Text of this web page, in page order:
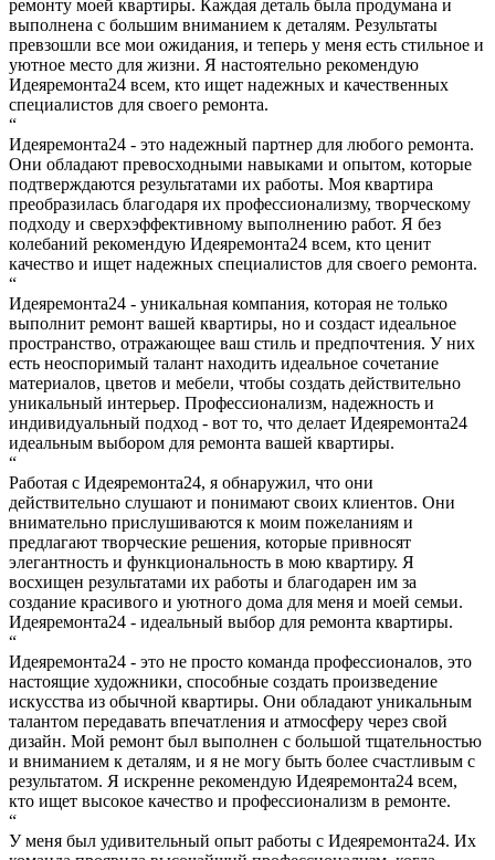
ремонту моей квартиры. Каждая деталь была продумана и
выполнена с большим вниманием к деталям. Результаты
превзошли все мои ожидания, и теперь у меня есть стильное и
уютное место для жизни. Я настоятельно рекомендую
Идеяремонта24 всем, кто ищет надежных и качественных
специалистов для своего ремонта.
“
Идеяремонта24 - это надежный партнер для любого ремонта.
Они обладают превосходными навыками и опытом, которые
подтверждаются результатами их работы. Моя квартира
преобразилась благодаря их профессионализму, творческому
подходу и сверхэффективному выполнению работ. Я без
колебаний рекомендую Идеяремонта24 всем, кто ценит
качество и ищет надежных специалистов для своего ремонта.
“
Идеяремонта24 - уникальная компания, которая не только
выполнит ремонт вашей квартиры, но и создаст идеальное
пространство, отражающее ваш стиль и предпочтения. У них
есть неоспоримый талант находить идеальное сочетание
материалов, цветов и мебели, чтобы создать действительно
уникальный интерьер. Профессионализм, надежность и
индивидуальный подход - вот то, что делает Идеяремонта24
идеальным выбором для ремонта вашей квартиры.
“
Работая с Идеяремонта24, я обнаружил, что они
действительно слушают и понимают своих клиентов. Они
внимательно прислушиваются к моим пожеланиям и
предлагают творческие решения, которые привносят
элегантность и функциональность в мою квартиру. Я
восхищен результатами их работы и благодарен им за
создание красивого и уютного дома для меня и моей семьи.
Идеяремонта24 - идеальный выбор для ремонта квартиры.
“
Идеяремонта24 - это не просто команда профессионалов, это
настоящие художники, способные создать произведение
искусства из обычной квартиры. Они обладают уникальным
талантом передавать впечатления и атмосферу через свой
дизайн. Мой ремонт был выполнен с большой тщательностью
и вниманием к деталям, и я не могу быть более счастливым с
результатом. Я искренне рекомендую Идеяремонта24 всем,
кто ищет высокое качество и профессионализм в ремонте.
“
У меня был удивительный опыт работы с Идеяремонта24. Их